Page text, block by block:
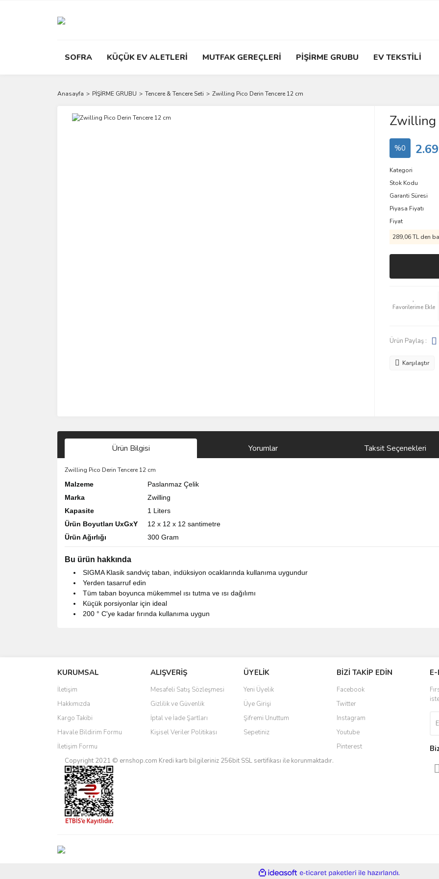
SOFRA KÜÇÜK EV ALETLERİ MUTFAK GEREÇLERİ PİŞİRME GRUBU EV TEKSTİLİ
Anasayfa PİŞİRME GRUBU Tencere & Tencere Seti Zwilling Pico Derin Tencere 12 cm
Zwilling
%0
Kategori
Stok Kodu
Garanti Süresi
Piyasa Fiyatı
Fiyat
289,06 TL den
Ürün Paylaş :
Karşılaştır
Ürün Bilgisi Yorumlar Taksit Seçenekleri
Zwilling Pico Derin Tencere 12 cm
Malzeme
Paslanmaz Çelik
Marka
Zwilling
Kapasite
1 Liters
Ürün Boyutları UxGxY
12 x 12 x 12 santimetre
Ürün Ağırlığı
300 Gram
Bu ürün hakkında
SIGMA Klasik sandviç taban, indüksiyon ocaklarında kullanıma uygundur
Yerden tasarruf edin
Tüm taban boyunca mükemmel ısı tutma ve ısı dağılımı
Küçük porsiyonlar için ideal
200 ° C'ye kadar fırında kullanıma uygun
Ürün resmi kalitesiz, bozuk veya görüntülenemiyor.
Ürün açıklamasında eksik bilgiler bulunuyor.
Ürün bilgilerinde hatalar bulunuyor.
Ürün fiyatı diğer sitelerden daha pahalı.
Bu ürüne benzer farklı alternatifler olmalı.
KURUMSAL
İletişim
Hakkımızda
Kargo Takibi
Havale Bildirim Formu
İletişim Formu
ALIŞVERİŞ
Mesafeli Satış Sözleşmesi
Gizlilik ve Güvenlik
İptal ve İade Şartları
Kişisel Veriler Politikası
ÜYELİK
Yeni Üyelik
Üye Girişi
Şifremi Unuttum
Sepetiniz
BİZİ TAKİP EDİN
Facebook
Twitter
Instagram
Youtube
Pinterest
Copyright 2021 © ernshop.com Kredi kartı bilgileriniz 256bit SSL sertifikası ile korunmaktadır.
ideasoft
e-